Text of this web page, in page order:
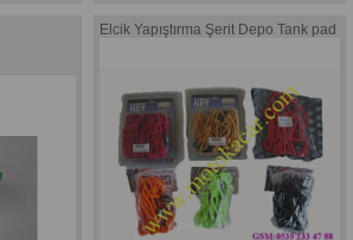
Elcik Yapıştırma Şerit Depo Tank pad